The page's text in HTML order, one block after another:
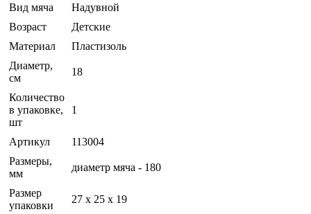
Вид мяча
Надувной
Возраст
Детские
Материал
Пластизоль
Диаметр,
см
18
Количество
в упаковке,
шт
1
Артикул
113004
Размеры,
мм
диаметр мяча - 180
Размер
упаковки
27 x 25 x 19